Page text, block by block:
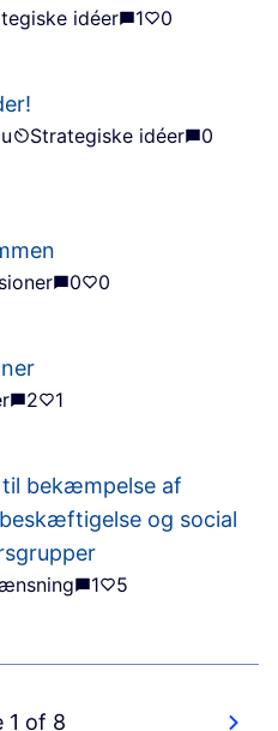
idéer 1 0
Strategiske idéer
0
0 0
2 1
til bekæmpelse af
og social
1 5
1 of 8